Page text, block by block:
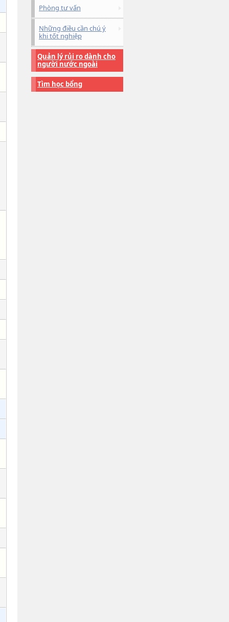
Phòng tư vấn
Những điều cần chú ý
khi tốt nghiệp
Quản lý rủi ro dành cho
người nước ngoài
Tìm học bổng